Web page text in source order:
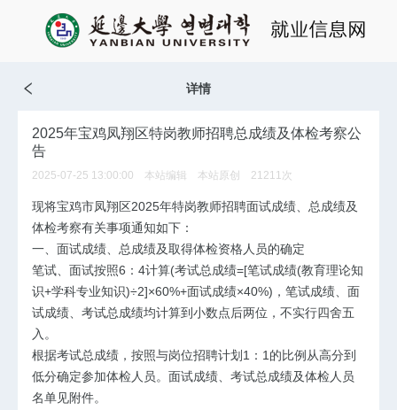
详情
2025年宝鸡凤翔区特岗教师招聘总成绩及体检考察公
告
2025-07-25 13:00:00 本站编辑 本站原创 21211次
现将宝鸡市凤翔区2025年特岗教师招聘面试成绩、总成绩及
体检考察有关事项通知如下：
一、面试成绩、总成绩及取得体检资格人员的确定
笔试、面试按照6：4计算(考试总成绩=[笔试成绩(教育理论知
识+学科专业知识)÷2]×60%+面试成绩×40%)，笔试成绩、面
试成绩、考试总成绩均计算到小数点后两位，不实行四舍五
入。
根据考试总成绩，按照与岗位招聘计划1：1的比例从高分到
低分确定参加体检人员。面试成绩、考试总成绩及体检人员
名单见附件。